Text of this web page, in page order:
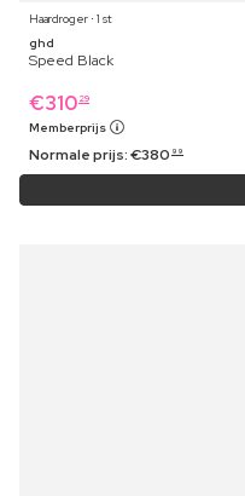
Haardroger ⋅ 1 st
ghd
Speed Black
€310 29
Memberprijs
Normale prijs:€380 99